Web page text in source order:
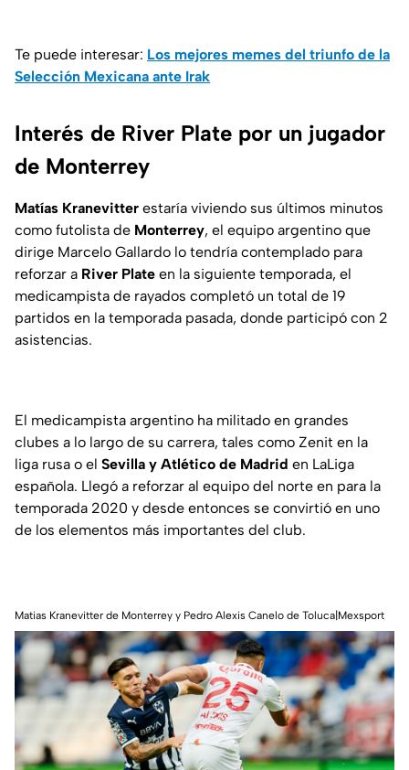
Te puede interesar: Los mejores memes del triunfo de la
Selección Mexicana ante Irak
Interés de River Plate por un jugador
de Monterrey
Matías Kranevitter estaría viviendo sus últimos minutos
como futolista de Monterrey, el equipo argentino que
dirige Marcelo Gallardo lo tendría contemplado para
reforzar a River Plate en la siguiente temporada, el
medicampista de rayados completó un total de 19
partidos en la temporada pasada, donde participó con 2
asistencias.
El medicampista argentino ha militado en grandes
clubes a lo largo de su carrera, tales como Zenit en la
liga rusa o el Sevilla y Atlético de Madrid en LaLiga
española. Llegó a reforzar al equipo del norte en para la
temporada 2020 y desde entonces se convirtió en uno
de los elementos más importantes del club.
Matias Kranevitter de Monterrey y Pedro Alexis Canelo de Toluca|Mexsport